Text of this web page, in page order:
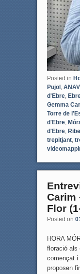
Posted in
Pujol , ANAV
d'Ebre,
Gemma
Torre de
d'Ebre,
d'Ebre,
trepitjant,
Carim
Flor
Posted on
HORA
floració als
començat i
proposen